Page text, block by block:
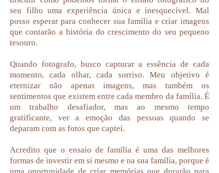
seu filho uma experiência única e inesquecível. Mal
posso esperar para conhecer sua família e criar imagens
que contarão a história do crescimento do seu pequeno
tesouro.
Quando fotografo, busco capturar a essência de cada
momento, cada olhar, cada sorriso. Meu objetivo é
eternizar não apenas imagens, mas também os
sentimentos que existem entre cada membro da família. É
um trabalho desafiador, mas ao mesmo tempo
gratificante, ver a emoção das pessoas quando se
deparam com as fotos que captei.
Acredito que o ensaio de família é uma das melhores
formas de investir em si mesmo e na sua família, porque é